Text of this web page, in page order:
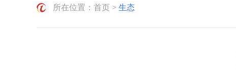
所在位置： 首页 > 生态